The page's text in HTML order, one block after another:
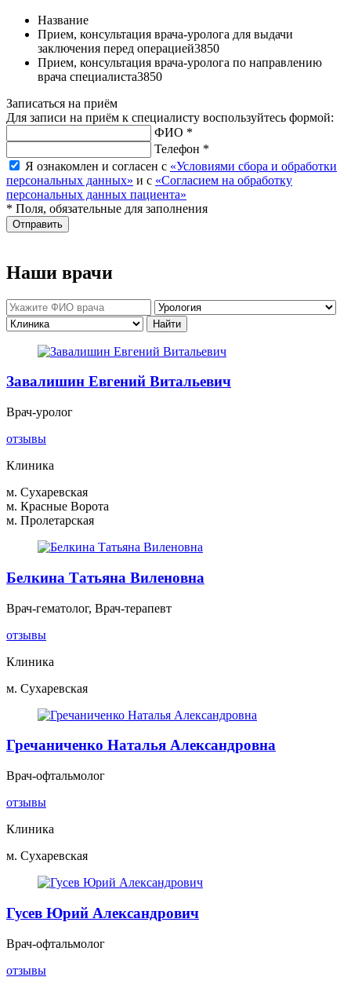
Название
Прием, консультация врача-уролога для выдачи
заключения перед операцией3850
Прием, консультация врача-уролога по направлению
врача специалиста3850
Записаться на приём
Для записи на приём к специалисту воспользуйтесь формой:
ФИО *
Телефон *
Я ознакомлен и согласен с «Условиями сбора и обработки
персональных данных» и с «Согласием на обработку
персональных данных пациента»
* Поля, обязательные для заполнения
Отправить
Наши врачи
Завалишин Евгений Витальевич
Врач-уролог
отзывы
Клиника
м. Сухаревская
м. Красные Ворота
м. Пролетарская
Белкина Татьяна Виленовна
Врач-гематолог, Врач-терапевт
отзывы
Клиника
м. Сухаревская
Гречаниченко Наталья Александровна
Врач-офтальмолог
отзывы
Клиника
м. Сухаревская
Гусев Юрий Александрович
Врач-офтальмолог
отзывы